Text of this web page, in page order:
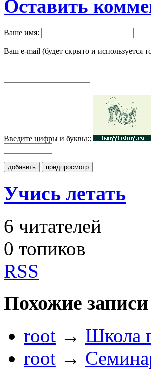
Оставить
Ваше имя:
Ваш e-mail (будет скрыто и используется
Введите цифры и буквы::
добавить предпросмотр
Учись летать
6 читателей
0 топиков
RSS
Похожие записи
root → Школа
root →